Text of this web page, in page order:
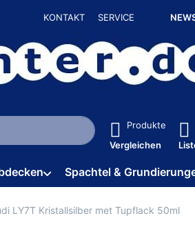
KONTAKT SERVICE
automatisch erste Ergebnisse.
Produkte
Vergleichen
Spachtel &
LY7T Kristallsilber met Tupflack 50ml